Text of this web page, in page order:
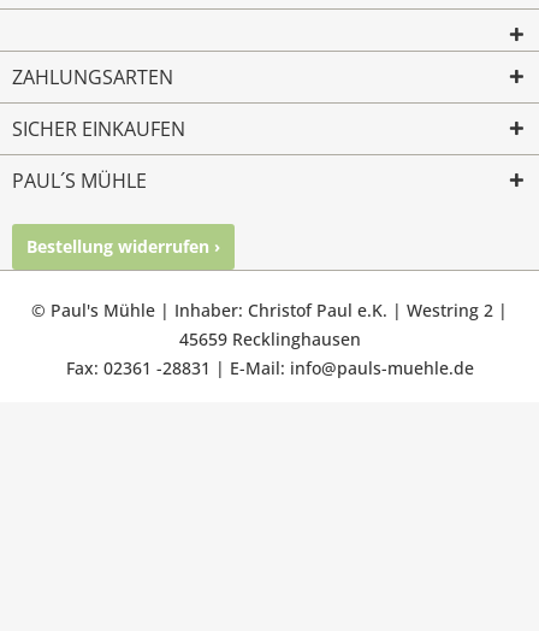
ZAHLUNGSARTEN
SICHER EINKAUFEN
PAUL´S MÜHLE
Bestellung widerrufen ›
© Paul's Mühle | Inhaber: Christof Paul e.K. | Westring 2 |
45659 Recklinghausen
Fax: 02361 -28831 | E-Mail: info@pauls-muehle.de